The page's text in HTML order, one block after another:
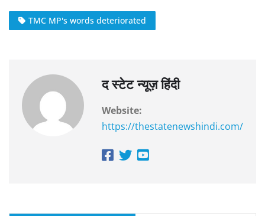
TMC MP's words deteriorated
द स्टेट न्यूज़ हिंदी
Website:
https://thestatenewshindi.com/